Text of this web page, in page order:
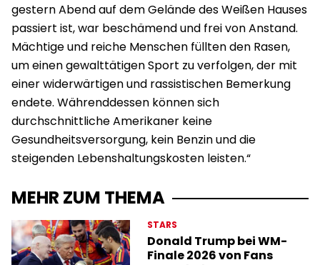
gestern Abend auf dem Gelände des Weißen Hauses
passiert ist, war beschämend und frei von Anstand.
Mächtige und reiche Menschen füllten den Rasen,
um einen gewalttätigen Sport zu verfolgen, der mit
einer widerwärtigen und rassistischen Bemerkung
endete. Währenddessen können sich
durchschnittliche Amerikaner keine
Gesundheitsversorgung, kein Benzin und die
steigenden Lebenshaltungskosten leisten.“
MEHR ZUM THEMA
STARS
Donald Trump bei WM-
Finale 2026 von Fans